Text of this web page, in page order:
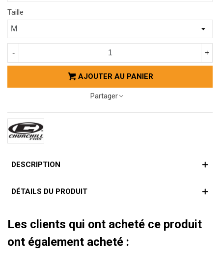
Taille
- +
AJOUTER AU PANIER
Partager
DESCRIPTION
DÉTAILS DU PRODUIT
Les clients qui ont acheté ce produit
ont également acheté :